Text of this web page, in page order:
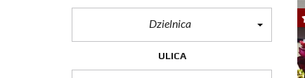
Dzielnica
ULICA